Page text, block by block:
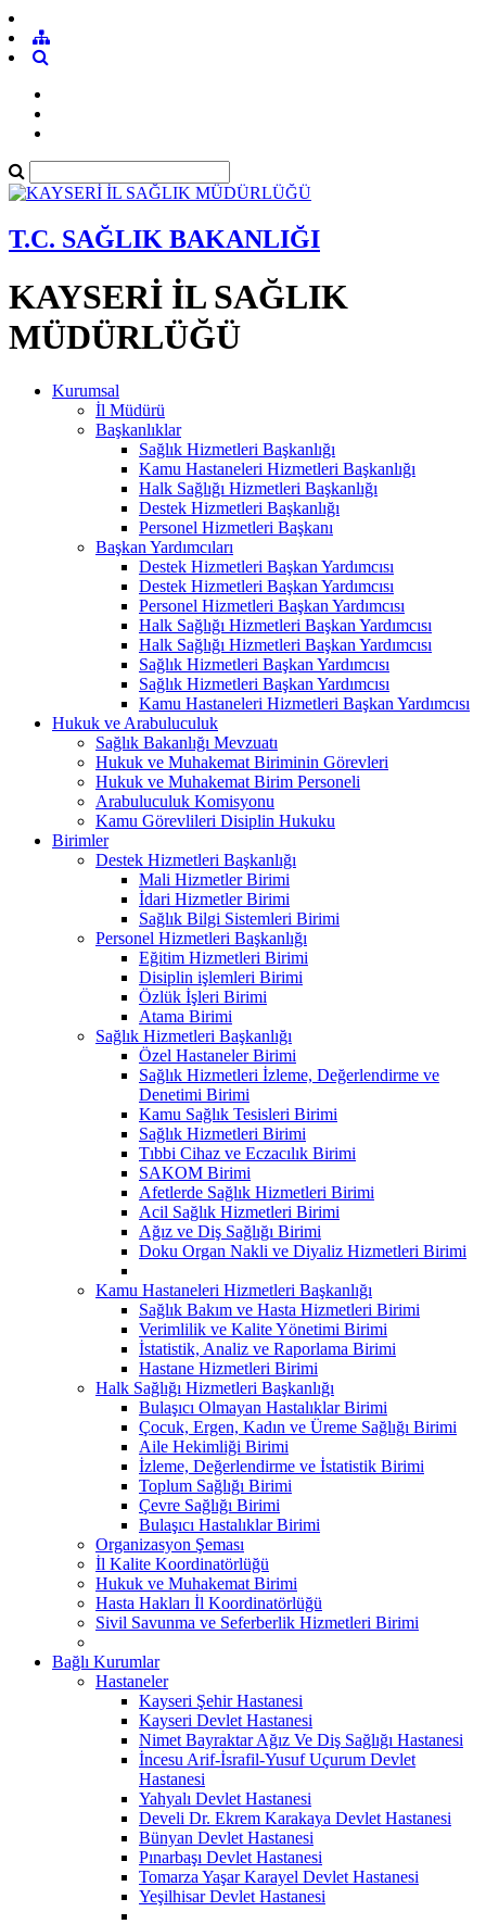
T.C. SAĞLIK BAKANLIĞI
KAYSERİ İL SAĞLIK
MÜDÜRLÜĞÜ
Kurumsal
İl Müdürü
Başkanlıklar
Sağlık Hizmetleri Başkanlığı
Kamu Hastaneleri Hizmetleri Başkanlığı
Halk Sağlığı Hizmetleri Başkanlığı
Destek Hizmetleri Başkanlığı
Personel Hizmetleri Başkanı
Başkan Yardımcıları
Destek Hizmetleri Başkan Yardımcısı
Destek Hizmetleri Başkan Yardımcısı
Personel Hizmetleri Başkan Yardımcısı
Halk Sağlığı Hizmetleri Başkan Yardımcısı
Halk Sağlığı Hizmetleri Başkan Yardımcısı
Sağlık Hizmetleri Başkan Yardımcısı
Sağlık Hizmetleri Başkan Yardımcısı
Kamu Hastaneleri Hizmetleri Başkan Yardımcısı
Hukuk ve Arabuluculuk
Sağlık Bakanlığı Mevzuatı
Hukuk ve Muhakemat Biriminin Görevleri
Hukuk ve Muhakemat Birim Personeli
Arabuluculuk Komisyonu
Kamu Görevlileri Disiplin Hukuku
Birimler
Destek Hizmetleri Başkanlığı
Mali Hizmetler Birimi
İdari Hizmetler Birimi
Sağlık Bilgi Sistemleri Birimi
Personel Hizmetleri Başkanlığı
Eğitim Hizmetleri Birimi
Disiplin işlemleri Birimi
Özlük İşleri Birimi
Atama Birimi
Sağlık Hizmetleri Başkanlığı
Özel Hastaneler Birimi
Sağlık Hizmetleri İzleme, Değerlendirme ve
Denetimi Birimi
Kamu Sağlık Tesisleri Birimi
Sağlık Hizmetleri Birimi
Tıbbi Cihaz ve Eczacılık Birimi
SAKOM Birimi
Afetlerde Sağlık Hizmetleri Birimi
Acil Sağlık Hizmetleri Birimi
Ağız ve Diş Sağlığı Birimi
Doku Organ Nakli ve Diyaliz Hizmetleri Birimi
Kamu Hastaneleri Hizmetleri Başkanlığı
Sağlık Bakım ve Hasta Hizmetleri Birimi
Verimlilik ve Kalite Yönetimi Birimi
İstatistik, Analiz ve Raporlama Birimi
Hastane Hizmetleri Birimi
Halk Sağlığı Hizmetleri Başkanlığı
Bulaşıcı Olmayan Hastalıklar Birimi
Çocuk, Ergen, Kadın ve Üreme Sağlığı Birimi
Aile Hekimliği Birimi
İzleme, Değerlendirme ve İstatistik Birimi
Toplum Sağlığı Birimi
Çevre Sağlığı Birimi
Bulaşıcı Hastalıklar Birimi
Organizasyon Şeması
İl Kalite Koordinatörlüğü
Hukuk ve Muhakemat Birimi
Hasta Hakları İl Koordinatörlüğü
Sivil Savunma ve Seferberlik Hizmetleri Birimi
Bağlı Kurumlar
Hastaneler
Kayseri Şehir Hastanesi
Kayseri Devlet Hastanesi
Nimet Bayraktar Ağız Ve Diş Sağlığı Hastanesi
İncesu Arif-İsrafil-Yusuf Uçurum Devlet
Hastanesi
Yahyalı Devlet Hastanesi
Develi Dr. Ekrem Karakaya Devlet Hastanesi
Bünyan Devlet Hastanesi
Pınarbaşı Devlet Hastanesi
Tomarza Yaşar Karayel Devlet Hastanesi
Yeşilhisar Devlet Hastanesi